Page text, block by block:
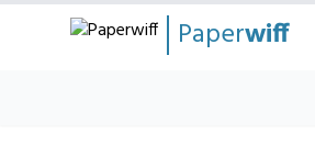
Paperwiff